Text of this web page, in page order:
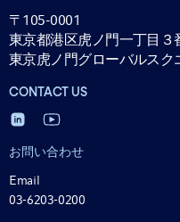
〒105-0001
東京都港区虎ノ門一丁目３
東京虎ノ門グローバルス
CONTACT US
お問い合わせ
Email
03-6203-0200